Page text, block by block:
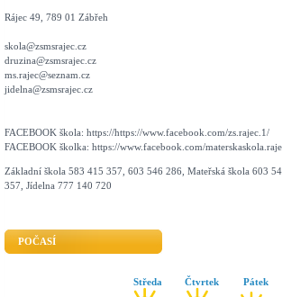
Rájec 49, 789 01 Zábřeh
skola@zsmsrajec.cz
druzina@zsmsrajec.cz
ms.rajec@seznam.cz
jidelna@zsmsrajec.cz
FACEBOOK škola: https://https://www.facebook.com/zs.rajec.1/
FACEBOOK školka: https://www.facebook.com/
Základní škola 583 415 357, 603 546 286, Mateřská škola 603
357, Jídelna 777 140 720
POČASÍ
Středa Čtvrtek Pátek